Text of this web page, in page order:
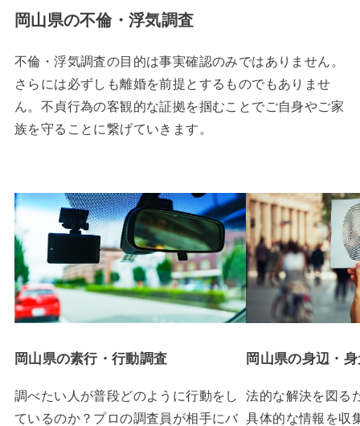
岡山県の不倫・浮気調査
不倫・浮気調査の目的は事実確認のみではありません。
さらには必ずしも離婚を前提とするものでもありませ
ん。不貞行為の客観的な証拠を掴むことでご自身やご家
族を守ることに繋げていきます。
岡山県の素行・行動調査
調べたい人が普段どのように行動をし
ているのか？プロの調査員が相手にバ
岡山県の身辺・
法的な解決を図る
具体的な情報を収